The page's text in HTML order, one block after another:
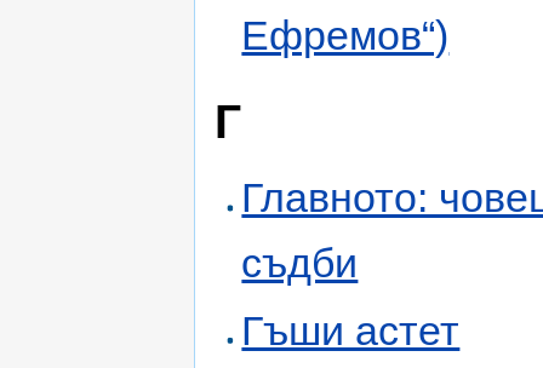
Ефремов“)
Г
Главното:
съдби
Гъши астет